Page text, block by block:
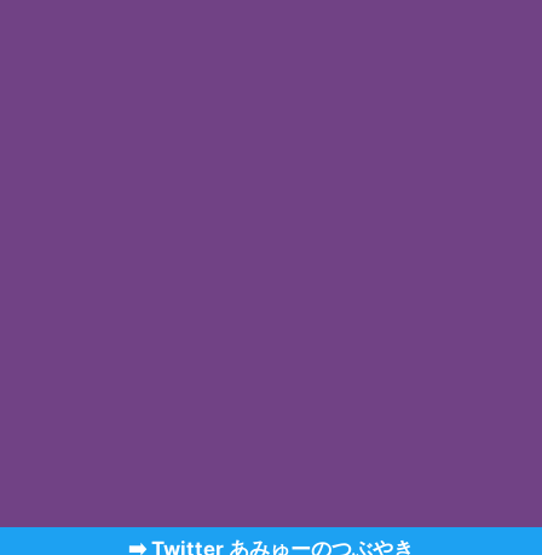
➡️ Twitter あみゅーのつぶやき